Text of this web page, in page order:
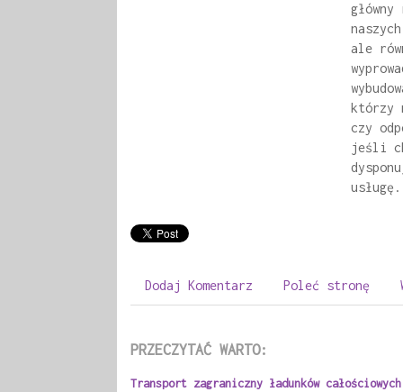
ale
którzy
czy
jeśli
usługę.
Dodaj Komentarz Poleć stronę
PRZECZYTAĆ WARTO:
Transport zagraniczny ładunków całościowych